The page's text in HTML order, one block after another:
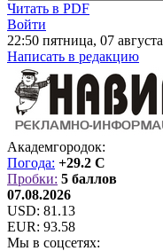
Читать в PDF
Войти
22:50 пятница, 07 августа
Написать в редакцию
Академгородок:
Погода: +29.2 C
Пробки: 5 баллов
07.08.2026
USD: 81.13
EUR: 93.58
Мы в соцсетях: